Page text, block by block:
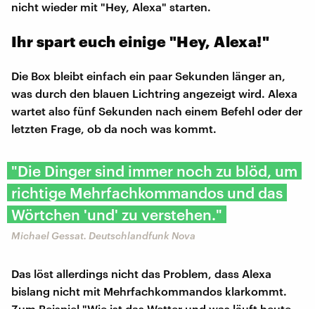
nicht wieder mit "Hey, Alexa" starten.
Ihr spart euch einige "Hey, Alexa!"
Die Box bleibt einfach ein paar Sekunden länger an,
was durch den blauen Lichtring angezeigt wird. Alexa
wartet also fünf Sekunden nach einem Befehl oder der
letzten Frage, ob da noch was kommt.
"Die Dinger sind immer noch zu blöd, um
richtige Mehrfachkommandos und das
Wörtchen 'und' zu verstehen."
Michael Gessat. Deutschlandfunk Nova
Das löst allerdings nicht das Problem, dass Alexa
bislang nicht mit Mehrfachkommandos klarkommt.